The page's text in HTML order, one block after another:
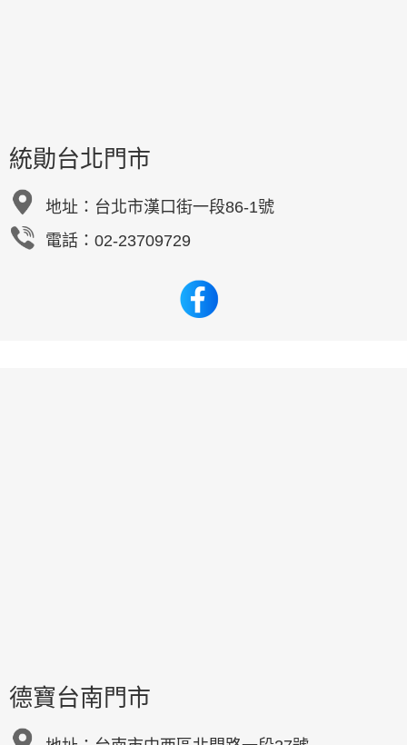
統勛台北門市
地址： 台北市漢口街一段86-1號
電話：02-23709729
德寶台南門市